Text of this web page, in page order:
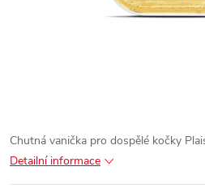
Chutná vanička pro dospělé kočky
Detailní informace